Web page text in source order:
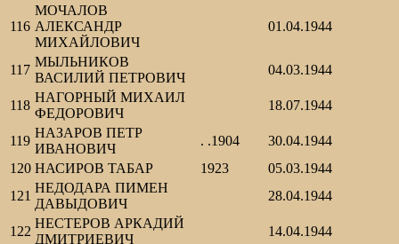
116
МОЧАЛОВ
АЛЕКСАНДР
МИХАЙЛОВИЧ
01.04.1944
117
МЫЛЬНИКОВ
ВАСИЛИЙ ПЕТРОВИЧ
04.03.1944
118
НАГОРНЫЙ МИХАИЛ
ФЕДОРОВИЧ
18.07.1944
119
НАЗАРОВ ПЕТР
ИВАНОВИЧ
. .1904
30.04.1944
120 НАСИРОВ ТАБАР 1923
05.03.1944
121
НЕДОДАРА ПИМЕН
ДАВЫДОВИЧ
28.04.1944
122
НЕСТЕРОВ АРКАДИЙ
ДМИТРИЕВИЧ
14.04.1944